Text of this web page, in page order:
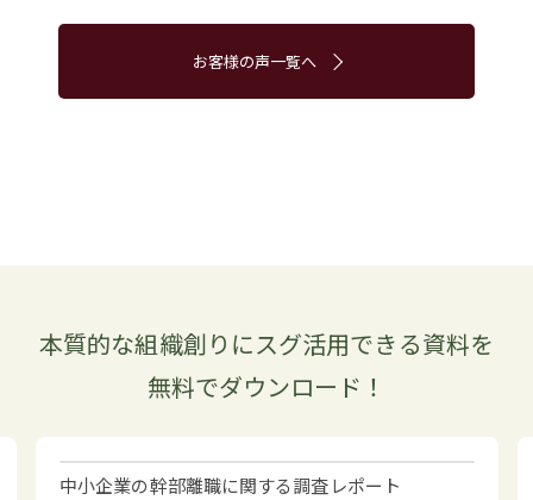
お客様の声一覧へ
本質的な組織創りにスグ活用できる資料を
無料でダウンロード！
中小企業の幹部離職に関する調査レポート